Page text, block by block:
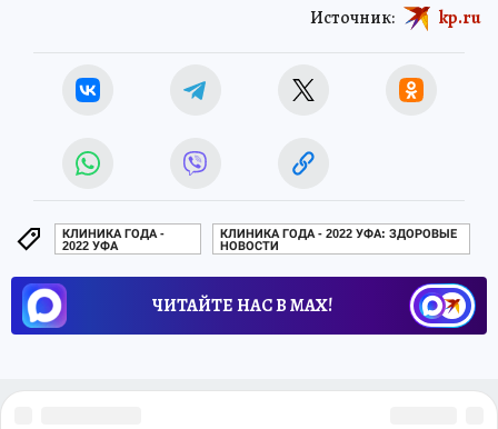
Источник: kp.ru
КЛИНИКА ГОДА -
2022 УФА
КЛИНИКА ГОДА - 2022 УФА: ЗДОРОВЫЕ
НОВОСТИ
ЧИТАЙТЕ НАС В МАХ!